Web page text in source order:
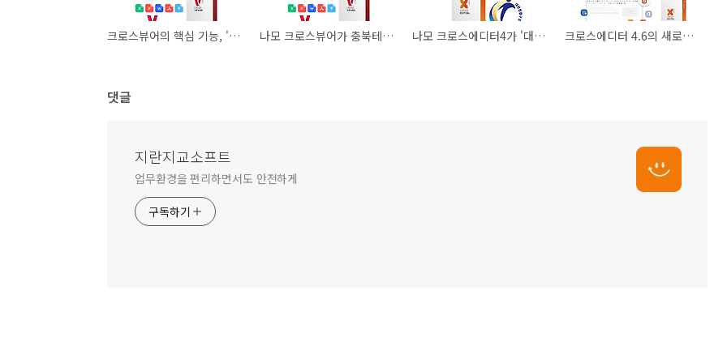
크로스뷰어의 핵심 기능, '필터' 기능이란? 나모 크로스뷰어가 충북테크노파크 공정혁신플랫폼에 공급됩니다. 나모 크로스에디터4가 '대한법률구조공단'에 공급됩니다. 크로스에디터 4.6의 새로운 OCR 기능을 소개합니다!
댓글
지란지교소프트
업무환경을 편리하면서도 안전하게
구독하기